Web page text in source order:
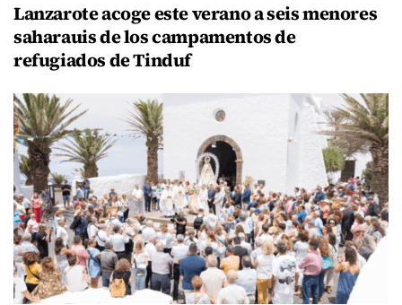
Lanzarote acoge este verano a seis menores
saharauis de los campamentos de
refugiados de Tinduf